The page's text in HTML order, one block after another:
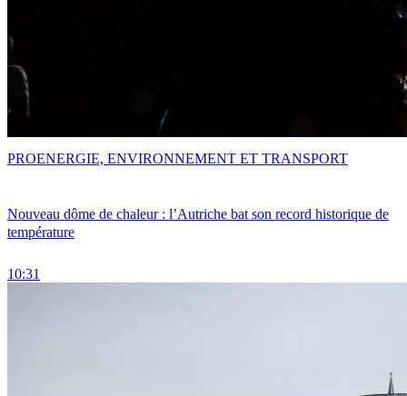
Nouveau dôme de chaleur : l’Autriche bat son record historique de
température
10:31
PROENERGIE, ENVIRONNEMENT ET TRANSPORT